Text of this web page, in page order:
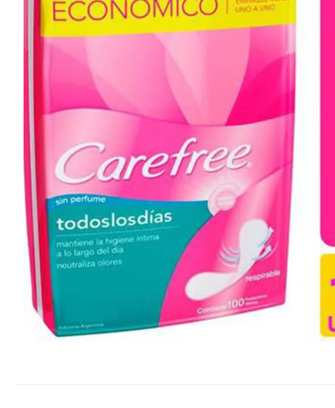
Cuidado Personal
Cuidado de la piel
Higiene personal
Cuidado Capilar
Protección Femenina
Incontinencia